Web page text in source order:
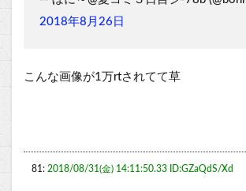
2018年8月26日
こんな画像が1万rtされてて草
81: 2018/08/31(金) 14:11:50.33 ID:GZaQdS/Xd